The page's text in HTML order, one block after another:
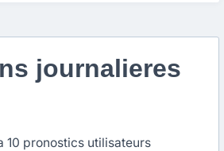
journalieres
10 pronostics utilisateurs